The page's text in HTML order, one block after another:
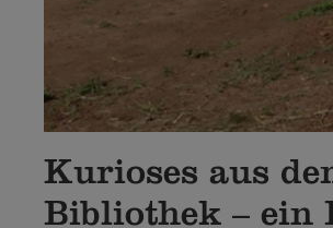
Kurioses aus
Bibliothek – ein